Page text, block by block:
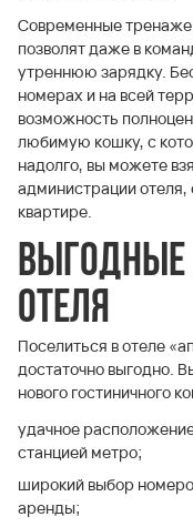
Современные
позволят даже в
утреннюю зарядку.
номерах и на всей
возможность
любимую кошку, с
надолго, вы можете
администрации отеля,
квартире.
Выгодные
отеля
Поселиться в отеле
достаточно выгодно.
нового гостиничного
удачное
станцией метро;
широкий выбор
аренды;